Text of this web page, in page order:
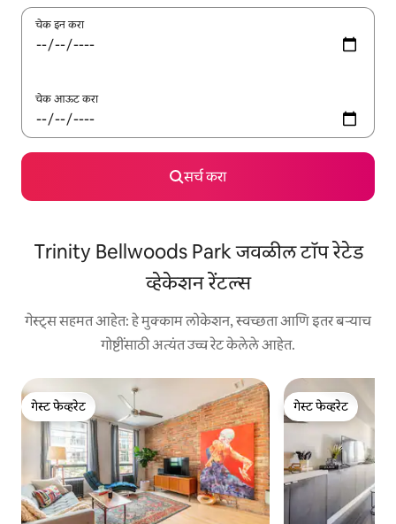
चेक इन करा
चेक आऊट करा
सर्च करा
Trinity Bellwoods Park जवळील टॉप रेटेड
व्हेकेशन रेंटल्स
गेस्ट्स सहमत आहेत: हे मुक्काम लोकेशन, स्वच्छता आणि इतर बऱ्याच
गोष्टींसाठी अत्यंत उच्च रेट केलेले आहेत.
गेस्ट फेव्हरेट
गेस्ट फेव्हरेट
गेस्ट फेव्हरेट
गेस्ट फेव्हरेट